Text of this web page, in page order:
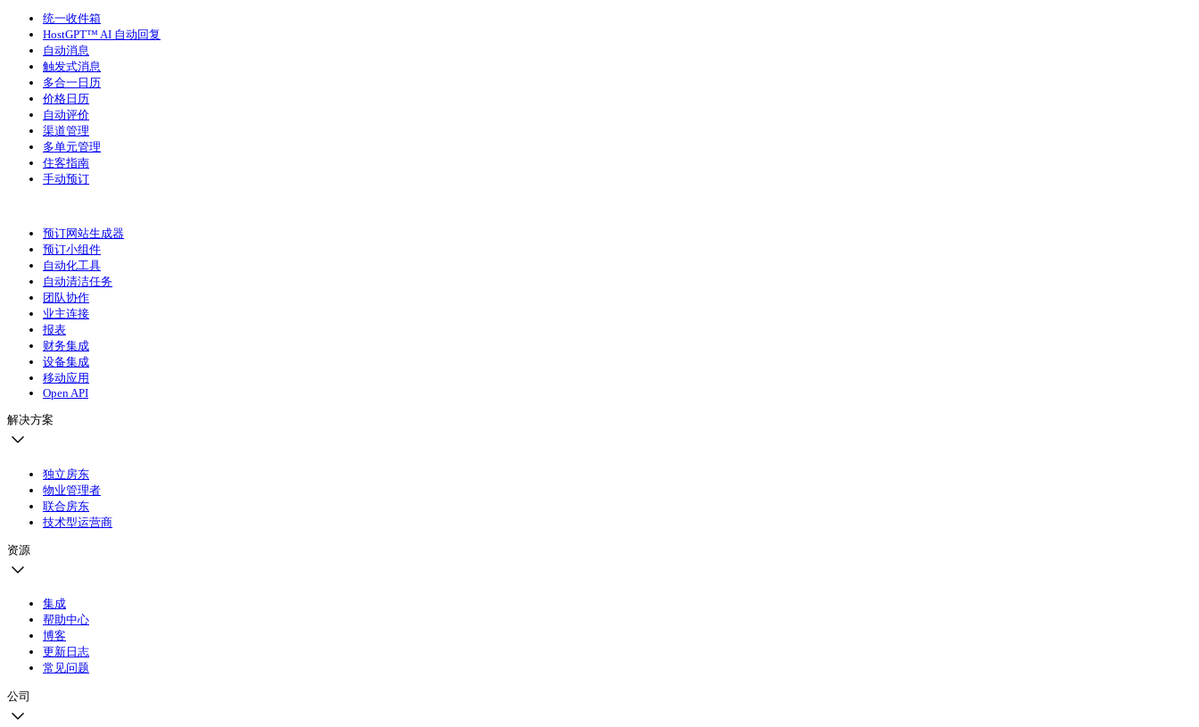
统一收件箱
HostGPT™ AI 自动回复
自动消息
触发式消息
多合一日历
价格日历
自动评价
渠道管理
多单元管理
住客指南
手动预订
预订网站生成器
预订小组件
自动化工具
自动清洁任务
团队协作
业主连接
报表
财务集成
设备集成
移动应用
Open API
解决方案
独立房东
物业管理者
联合房东
技术型运营商
资源
集成
帮助中心
博客
更新日志
常见问题
公司